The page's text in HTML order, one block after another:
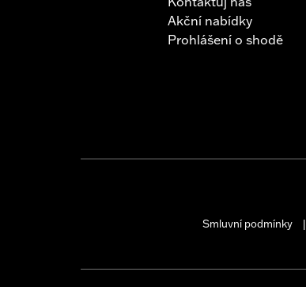
Akční nabídky
Prohlášení o shodě
Smluvní podmínky